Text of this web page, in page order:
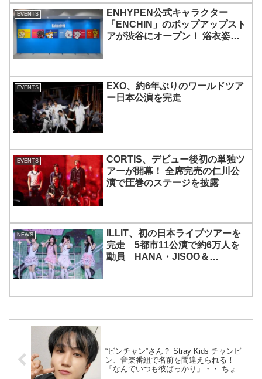
EVENTS
ENHYPEN公式キャラクター
「ENCHIN」のポップアップスト
アが渋谷にオープン！ 浴衣姿の
EVENTS
EXO、約6年ぶりのワールドツア
ー日本公演を完走
EVENTS
CORTIS、デビュー後初の単独ツ
アーが開幕！ 全席完売の仁川公
演で圧巻のステージを披露
NEWS
ILLIT、初の日本ライブツアーを
完走 5都市11公演で約6万人を
動員 HANA・JISOO＆
“ビンチャン”さん？ Stray Kids チャンビ
ン、音楽番組で名前を間違えられる！
「なんでいつも彼ばっかり」・・ ちょっ